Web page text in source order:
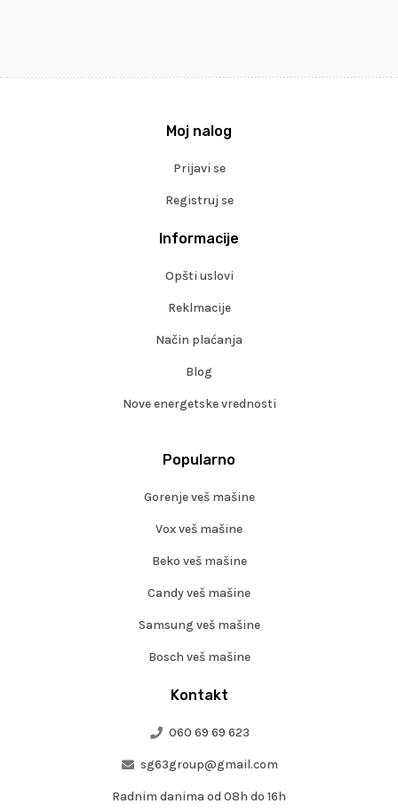
Kontakt
060 69 69 623
sg63group@gmail.com
Radnim danima od 08h do 16h
Popularno
Gorenje veš mašine
Vox veš mašine
Beko veš mašine
Candy veš mašine
Samsung veš mašine
Bosch veš mašine
Informacije
Opšti uslovi
Reklmacije
Način plaćanja
Blog
Nove energetske vrednosti
Moj nalog
Prijavi se
Registruj se